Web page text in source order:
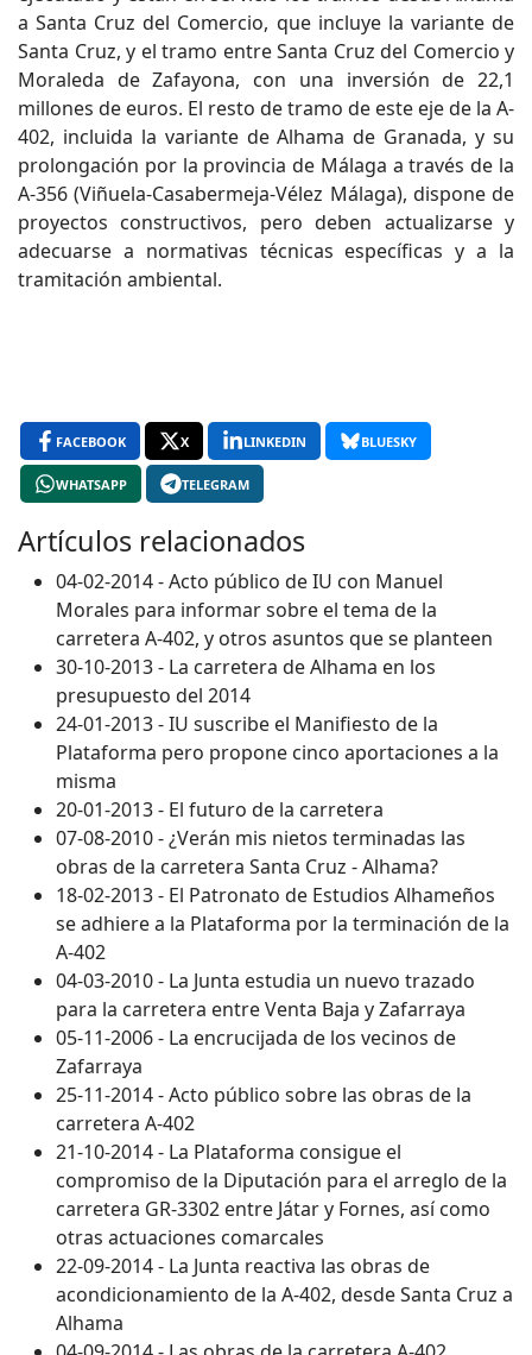
a Santa Cruz del Comercio, que incluye la variante de
Santa Cruz, y el tramo entre Santa Cruz del Comercio y
Moraleda de Zafayona, con una inversión de 22,1
millones de euros. El resto de tramo de este eje de la A-
402, incluida la variante de Alhama de Granada, y su
prolongación por la provincia de Málaga a través de la
A-356 (Viñuela-Casabermeja-Vélez Málaga), dispone de
proyectos constructivos, pero deben actualizarse y
adecuarse a normativas técnicas específicas y a la
tramitación ambiental.
FACEBOOK X LINKEDIN BLUESKY
WHATSAPP TELEGRAM
Artículos relacionados
04-02-2014 - Acto público de IU con Manuel
Morales para informar sobre el tema de la
carretera A-402, y otros asuntos que se planteen
30-10-2013 - La carretera de Alhama en los
presupuesto del 2014
24-01-2013 - IU suscribe el Manifiesto de la
Plataforma pero propone cinco aportaciones a la
misma
20-01-2013 - El futuro de la carretera
07-08-2010 - ¿Verán mis nietos terminadas las
obras de la carretera Santa Cruz - Alhama?
18-02-2013 - El Patronato de Estudios Alhameños
se adhiere a la Plataforma por la terminación de la
A-402
04-03-2010 - La Junta estudia un nuevo trazado
para la carretera entre Venta Baja y Zafarraya
05-11-2006 - La encrucijada de los vecinos de
Zafarraya
25-11-2014 - Acto público sobre las obras de la
carretera A-402
21-10-2014 - La Plataforma consigue el
compromiso de la Diputación para el arreglo de la
carretera GR-3302 entre Játar y Fornes, así como
otras actuaciones comarcales
22-09-2014 - La Junta reactiva las obras de
acondicionamiento de la A-402, desde Santa Cruz a
Alhama